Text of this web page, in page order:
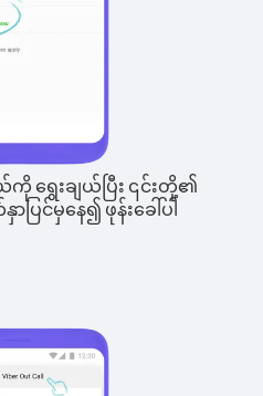
ရွေးချယ်ပြီး ၎င်းတို့၏
ြင်မှနေ၍ ဖုန်းခေါ်ပါ